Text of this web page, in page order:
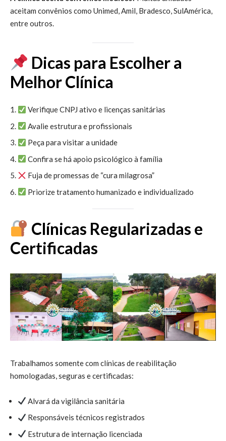
aceitam convênios como Unimed, Amil, Bradesco, SulAmérica,
entre outros.
Dicas para Escolher a
Melhor Clínica
Verifique CNPJ ativo e licenças sanitárias
Avalie estrutura e profissionais
Peça para visitar a unidade
Confira se há apoio psicológico à família
Fuja de promessas de “cura milagrosa”
Priorize tratamento humanizado e individualizado
Clínicas Regularizadas e
Certificadas
Trabalhamos somente com clínicas de reabilitação
homologadas, seguras e certificadas:
Alvará da vigilância sanitária
Responsáveis técnicos registrados
Estrutura de internação licenciada